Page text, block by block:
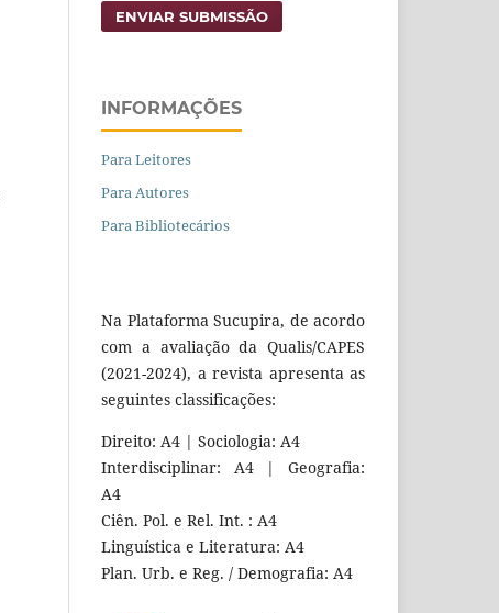
ENVIAR SUBMISSÃO
INFORMAÇÕES
Para Leitores
Para Autores
Para Bibliotecários
Na Plataforma Sucupira, de acordo
com a avaliação da Qualis/CAPES
(2021-2024), a revista apresenta as
seguintes classificações:
Direito: A4 | Sociologia: A4
Interdisciplinar: A4 | Geografia:
A4
Ciên. Pol. e Rel. Int. : A4
Linguística e Literatura: A4
Plan. Urb. e Reg. / Demografia: A4